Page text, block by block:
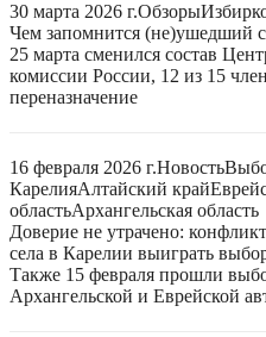
30 марта 2026 г.Обзоры
Чем запомнится (не)ушедший
25 марта сменился состав
комиссии России, 12 из 15
переназначение
16 февраля 2026 г.Новость
КарелияАлтайский край
областьАрхангельская область
Доверие не утрачено:
села в Карелии выиграть
Также 15 февраля прошли
Архангельской и Еврейской